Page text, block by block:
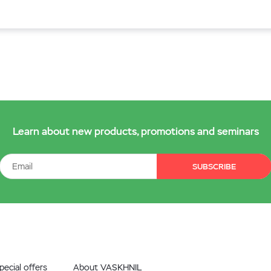
Learn about new products, promotions and seminars
SUBSCRIBE
offers About VASKHNIL